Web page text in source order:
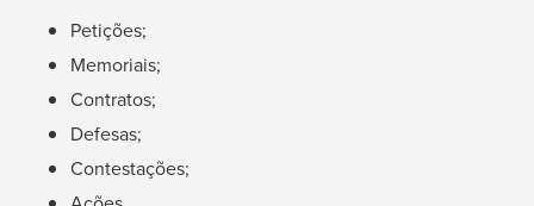
Petições;
Memoriais;
Contratos;
Defesas;
Contestações;